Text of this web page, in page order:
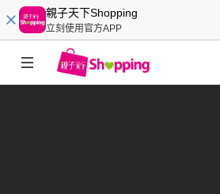
親子天下Shopping
立刻使用官方APP